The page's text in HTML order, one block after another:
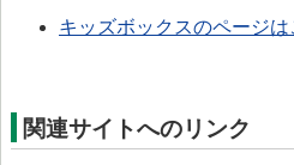
キッズボックスのページは
関連サイトへのリンク